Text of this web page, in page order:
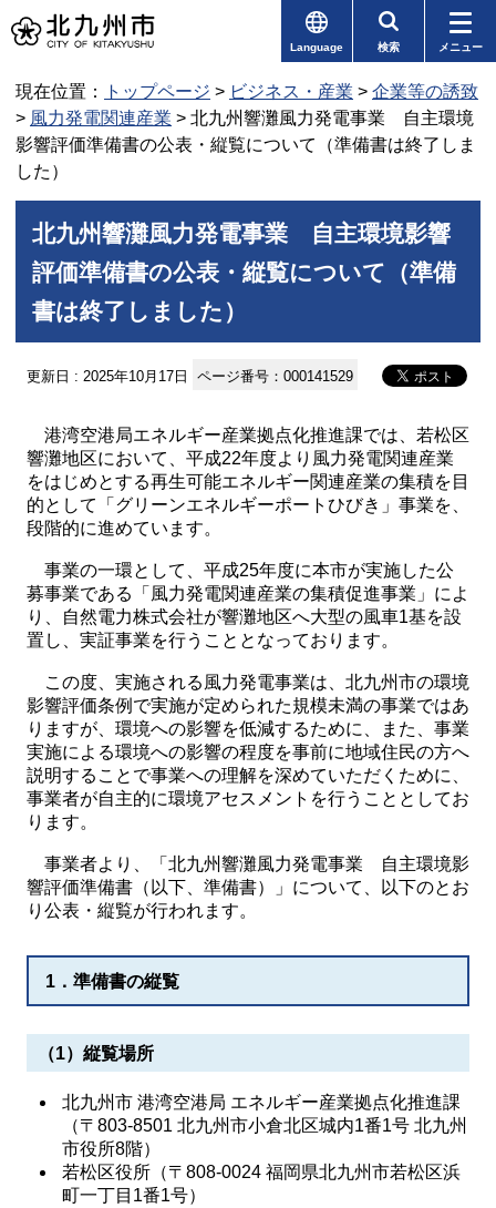
Language 検索 メニュー
現在位置： トップページ > ビジネス・産業 > 企業等の誘致
> 風力発電関連産業 > 北九州響灘風力発電事業 自主環境
影響評価準備書の公表・縦覧について（準備書は終了しま
した）
北九州響灘風力発電事業 自主環境影響
評価準備書の公表・縦覧について（準備
書は終了しました）
更新日 : 2025年10月17日 ページ番号：000141529
港湾空港局エネルギー産業拠点化推進課では、若松区
響灘地区において、平成22年度より風力発電関連産業
をはじめとする再生可能エネルギー関連産業の集積を目
的として「グリーンエネルギーポートひびき」事業を、
段階的に進めています。
事業の一環として、平成25年度に本市が実施した公
募事業である「風力発電関連産業の集積促進事業」によ
り、自然電力株式会社が響灘地区へ大型の風車1基を設
置し、実証事業を行うこととなっております。
この度、実施される風力発電事業は、北九州市の環境
影響評価条例で実施が定められた規模未満の事業ではあ
りますが、環境への影響を低減するために、また、事業
実施による環境への影響の程度を事前に地域住民の方へ
説明することで事業への理解を深めていただくために、
事業者が自主的に環境アセスメントを行うこととしてお
ります。
事業者より、「北九州響灘風力発電事業 自主環境影
響評価準備書（以下、準備書）」について、以下のとお
り公表・縦覧が行われます。
1．準備書の縦覧
（1）縦覧場所
北九州市 港湾空港局 エネルギー産業拠点化推進課
（〒803-8501 北九州市小倉北区城内1番1号 北九州
市役所8階）
若松区役所（〒808-0024 福岡県北九州市若松区浜
町一丁目1番1号）